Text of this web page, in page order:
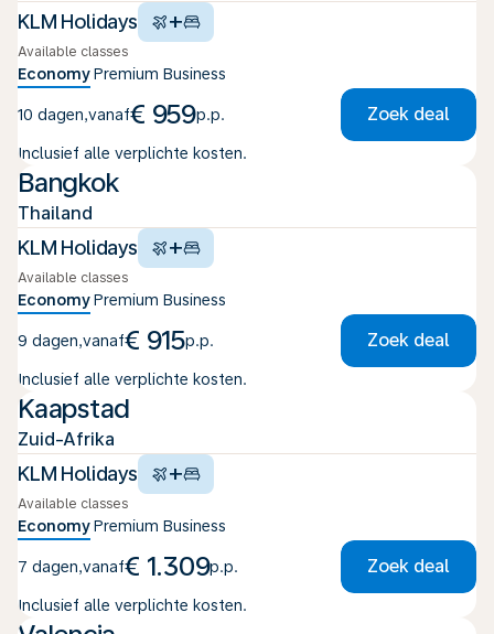
KLM Holidays +
Available classes
EconomyPremium Business
10 dagen,vanaf€ 959p.p. Zoek deal
Inclusief alle verplichte kosten.
Bangkok
Thailand
KLM Holidays +
Available classes
EconomyPremium Business
9 dagen,vanaf€ 915p.p. Zoek deal
Inclusief alle verplichte kosten.
Kaapstad
Zuid-Afrika
KLM Holidays +
Available classes
EconomyPremium Business
7 dagen,vanaf€ 1.309p.p. Zoek deal
Inclusief alle verplichte kosten.